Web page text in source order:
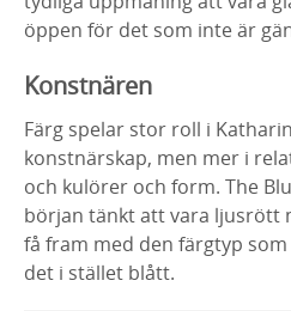
öppen för det som inte är
Konstnären
Färg spelar stor roll i
konstnärskap, men mer i
och kulörer och form. The
början tänkt att vara ljusrött
få fram med den färgtyp
det i stället blått.